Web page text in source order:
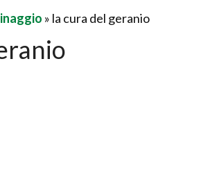
» la cura del geranio